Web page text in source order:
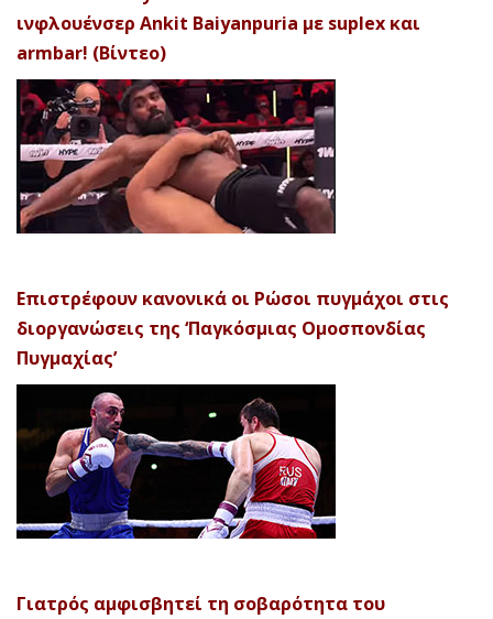
ινφλουένσερ Ankit Baiyanpuria με suplex και
armbar! (Βίντεο)
Επιστρέφουν κανονικά οι Ρώσοι πυγμάχοι στις
διοργανώσεις της ‘Παγκόσμιας Ομοσπονδίας
Πυγμαχίας’
Γιατρός αμφισβητεί τη σοβαρότητα του